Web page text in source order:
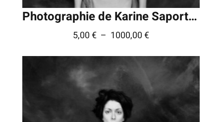
Photographie de Karine Saporta © – Série » FIFF »
5,00€ – 1000,00€Plage
prix :
à
1000,00 €